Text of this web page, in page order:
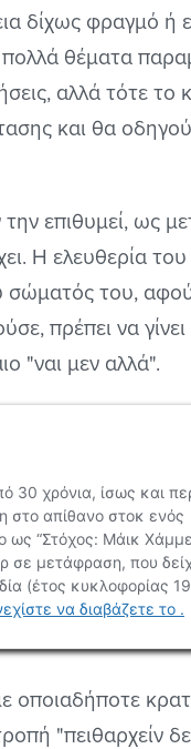
δίχως φραγμό ή
θέματα
αλλά τότε το
και θα
επιθυμεί, ως
Η ελευθερία
σώματός του,
πρέπει να
"ναι μεν αλλά".
οποιαδήποτε
"πειθαρχείν